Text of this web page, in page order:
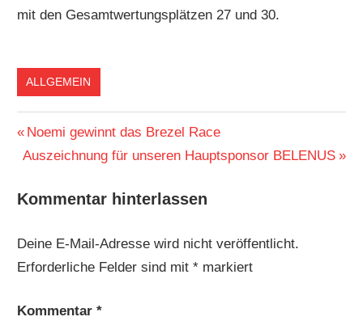
mit den Gesamtwertungsplätzen 27 und 30.
ALLGEMEIN
Beitragsnavigation
Vorheriger
Beitrag:
Noemi gewinnt das Brezel Race
Nächster
Auszeichnung für unseren Hauptsponsor BELENUS
Kommentar hinterlassen
Deine E-Mail-Adresse wird nicht veröffentlicht.
Erforderliche Felder sind mit* markiert
Kommentar*